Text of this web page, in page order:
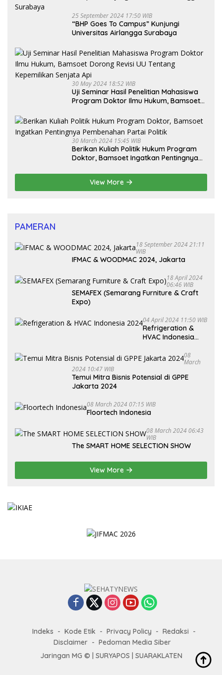
25 September 2024 17:50 WIB
“BHP Goes To Campus” Kunjungi
Universitas Airlangga Surabaya
30 May 2024 18:52 WIB
Uji Seminar Hasil Penelitian Mahasiswa
Program Doktor Ilmu Hukum, Bamsoet
Senjata Api
30 March 2024 15:45 WIB
Berikan Kuliah Politik Hukum Program
Doktor, Bamsoet Ingatkan Pentingnya
View More
PAMERAN
18 September 2024 21:11
WIB
IFMAC & WOODMAC 2024, Jakarta
18 April 2024
06:46 WIB
SEMAFEX (Semarang Furniture & Craft
Expo)
04 April 2024 11:50 WIB
Refrigeration &
HVAC Indonesia
08
March
2024 10:47 WIB
Temui Mitra Bisnis Potensial di GPPE
Jakarta 2024
08 March 2024 07:15 WIB
Floortech Indonesia
08 March 2024 06:43
WIB
The SMART HOME SELECTION SHOW
View More
Indeks Kode Etik Privacy Policy
Redaksi
Disclaimer
Pedoman Media Siber
Jaringan MG © | SURYAPOS SUARAKLATEN